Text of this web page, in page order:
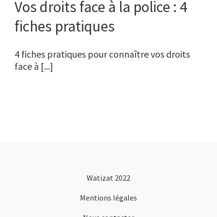
Vos droits face à la police : 4
fiches pratiques
4 fiches pratiques pour connaître vos droits
face à [...]
Watizat 2022
Mentions légales